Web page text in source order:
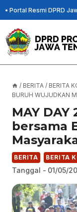
Skip
to
content
• Portal Resmi DPRD
/ BERITA / BERITA
BURUH WUJUDKAN
MAY
bersama
BERITA BERITA
Tanggal - 01/05/